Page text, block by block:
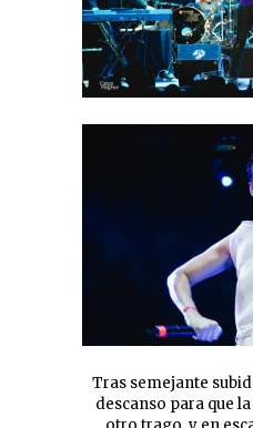
Tras semejante
descanso para que